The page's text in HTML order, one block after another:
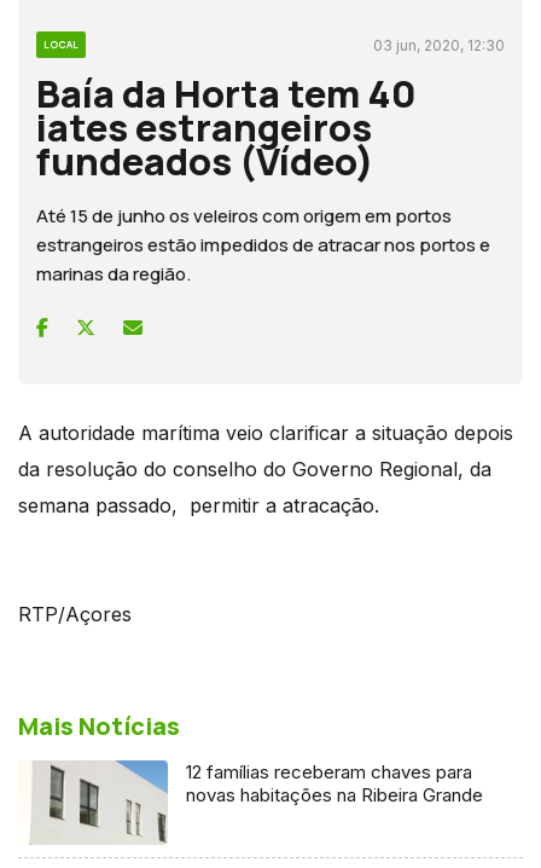
LOCAL 03 jun, 2020, 12:30
Baía da Horta tem 40
iates estrangeiros
fundeados (Vídeo)
Até 15 de junho os veleiros com origem em portos
estrangeiros estão impedidos de atracar nos portos e
marinas da região.
A autoridade marítima veio clarificar a situação depois
da resolução do conselho do Governo Regional, da
semana passado, permitir a atracação.
RTP/Açores
Mais Notícias
12 famílias receberam chaves para
novas habitações na Ribeira Grande